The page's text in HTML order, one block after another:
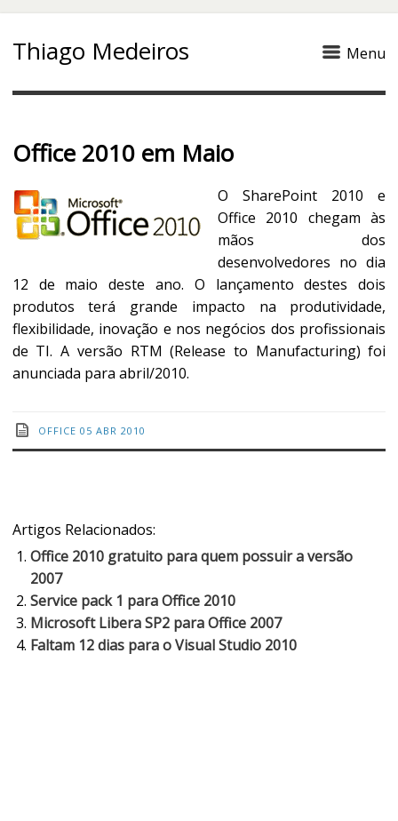
Thiago Medeiros Menu
Office 2010 em Maio
O SharePoint 2010 e
Office 2010 chegam às
mãos dos
desenvolvedores no dia
12 de maio deste ano. O lançamento destes dois
produtos terá grande impacto na produtividade,
flexibilidade, inovação e nos negócios dos profissionais
de TI. A versão RTM (Release to Manufacturing) foi
anunciada para abril/2010.
OFFICE 05 ABR 2010
Artigos Relacionados:
Office 2010 gratuito para quem possuir a versão
2007
Service pack 1 para Office 2010
Microsoft Libera SP2 para Office 2007
Faltam 12 dias para o Visual Studio 2010